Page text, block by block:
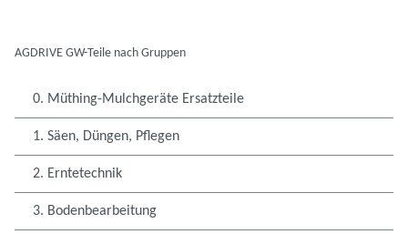
AGDRIVE GW-Teile nach Gruppen
0. Müthing-Mulchgeräte Ersatzteile
1. Säen, Düngen, Pflegen
2. Erntetechnik
3. Bodenbearbeitung